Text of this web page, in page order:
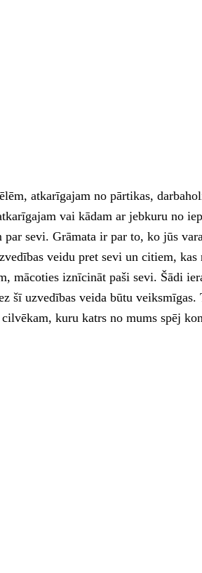
atkarīgajam no pārtikas,
vai kādam ar jebkuru no
sevi. Grāmata ir par to, ko jūs
veidu pret sevi un citiem,
iznīcināt paši sevi. Šādi
šī uzvedības veida būtu
kuru katrs no mums spēj